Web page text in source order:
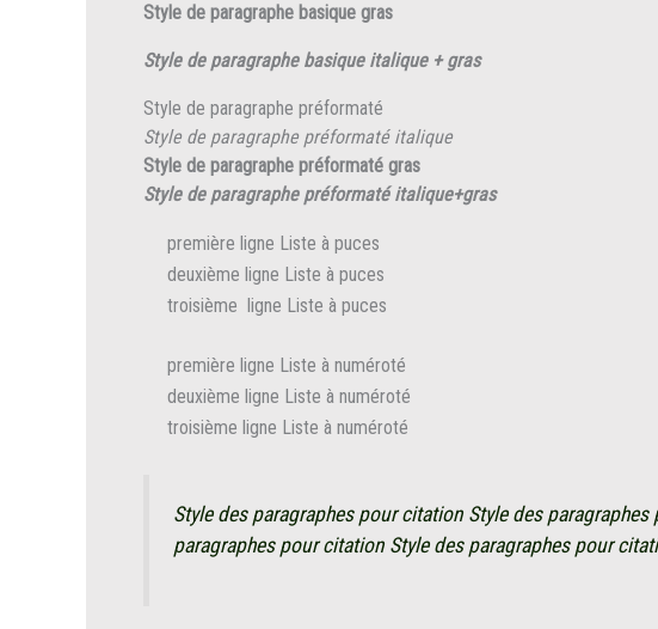
Style de paragraphe basique gras
Style de paragraphe basique italique + gras
Style de paragraphe préformaté
Style de paragraphe préformaté italique
Style de paragraphe préformaté gras
Style de paragraphe préformaté italique+gras
première ligne Liste à puces
deuxième ligne Liste à puces
troisième ligne Liste à puces
première ligne Liste à numéroté
deuxième ligne Liste à numéroté
troisième ligne Liste à numéroté
Style des paragraphes pour citation Style des
paragraphes pour citation Style des paragraphes pour